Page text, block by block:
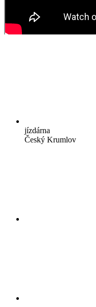
jízdárna
Český Krumlov